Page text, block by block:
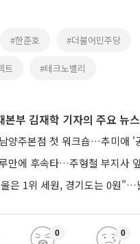
#한준호 #더불어민주당
트 #테크노밸리
본부 김재학 기자의 주요 뉴스
0 0